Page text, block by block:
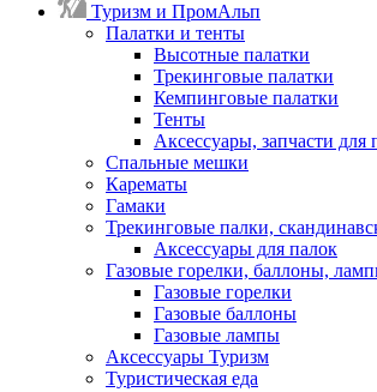
Туризм и ПромАльп
Палатки и тенты
Высотные палатки
Трекинговые палатки
Кемпинговые палатки
Тенты
Аксессуары, запчасти для
Спальные мешки
Карематы
Гамаки
Трекинговые палки,
Аксессуары для палок
Газовые горелки, баллоны,
Газовые горелки
Газовые баллоны
Газовые лампы
Аксессуары Туризм
Туристическая еда